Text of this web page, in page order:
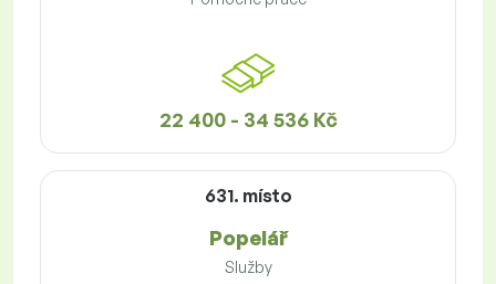
22 400 - 34 536 Kč
631. místo
Popelář
Služby